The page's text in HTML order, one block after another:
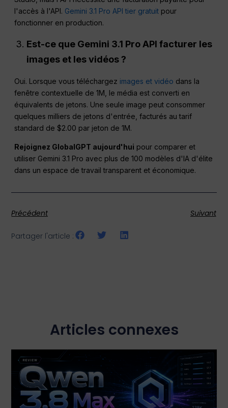
l'accès à l'API. Gemini 3.1 Pro API tier gratuit pour
fonctionner en production.
Est-ce que Gemini 3.1 Pro API facturer les
images et les vidéos ?
Oui. Lorsque vous téléchargez images et vidéo dans la
fenêtre contextuelle de 1M, le média est converti en
équivalents de jetons. Une seule image peut consommer
quelques milliers de jetons d'entrée, facturés au tarif
standard de $2.00 par jeton de 1M.
Rejoignez GlobalGPT aujourd'hui pour comparer et
utiliser Gemini 3.1 Pro avec plus de 100 modèles d'IA d'élite
dans un espace de travail transparent et économique.
Précédent Suivant
Partager l'article :
Articles connexes